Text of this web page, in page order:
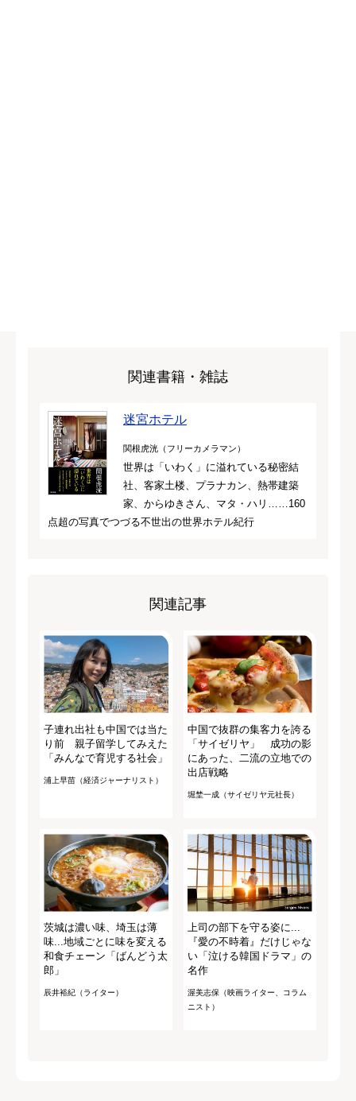
関連書籍・雑誌
迷宮ホテル
関根虎洸（フリーカメラマン）
世界は「いわく」に溢れている秘密結
社、客家土楼、プラナカン、熱帯建築
家、からゆきさん、マタ・ハリ……160
点超の写真でつづる不世出の世界ホテル紀行
関連記事
子連れ出社も中国では当た
り前 親子留学してみえた
「みんなで育児する社会」
浦上早苗（経済ジャーナリスト）
中国で抜群の集客力を誇る
「サイゼリヤ」 成功の影
にあった、二流の立地での
出店戦略
堀埜一成（サイゼリヤ元社長）
茨城は濃い味、埼玉は薄
味...地域ごとに味を変える
和食チェーン「ばんどう太
郎」
辰井裕紀（ライター）
上司の部下を守る姿に...
『愛の不時着』だけじゃな
い「泣ける韓国ドラマ」の
名作
渥美志保（映画ライター、コラム
ニスト）